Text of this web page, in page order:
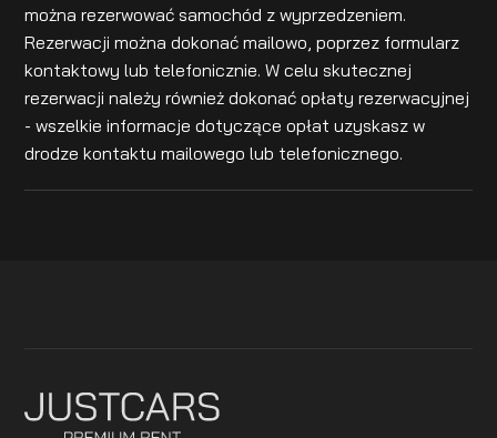
można rezerwować samochód z wyprzedzeniem.
Rezerwacji można dokonać mailowo, poprzez formularz
kontaktowy lub telefonicznie. W celu skutecznej
rezerwacji należy również dokonać opłaty rezerwacyjnej
- wszelkie informacje dotyczące opłat uzyskasz w
drodze kontaktu mailowego lub telefonicznego.